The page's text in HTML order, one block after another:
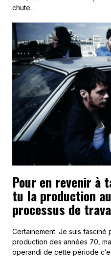
chute…
Pour en revenir à
tu la production
processus de
Certainement. Je suis fasciné
production des années 70,
operandi de cette période